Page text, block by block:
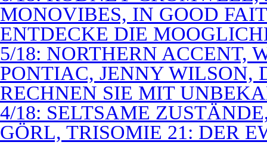
MONOVIBES, IN GOOD
ENTDECKE DIE
5/18: NORTHERN ACCENT,
PONTIAC, JENNY WILSON,
RECHNEN SIE MIT
4/18: SELTSAME
GÖRL, TRISOMIE 21: DER